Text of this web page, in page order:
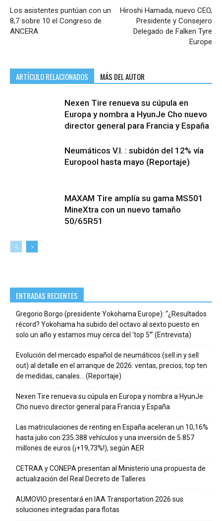
Los asistentes puntúan con un
8,7 sobre 10 el Congreso de
ANCERA
Hiroshi Hamada, nuevo CEO,
Presidente y Consejero
Delegado de Falken Tyre
Europe
ARTÍCULO RELACIONADOS MÁS DEL AUTOR
Nexen Tire renueva su cúpula en
Europa y nombra a HyunJe Cho nuevo
director general para Francia y España
Neumáticos V.I. : subidón del 12% vía
Europool hasta mayo (Reportaje)
MAXAM Tire amplía su gama MS501
MineXtra con un nuevo tamaño
50/65R51
ENTRADAS RECIENTES
Gregorio Borgo (presidente Yokohama Europe): “¿Resultados
récord? Yokohama ha subido del octavo al sexto puesto en
solo un año y estamos muy cerca del ‘top 5’” (Entrevista)
Evolución del mercado español de neumáticos (sell in y sell
out) al detalle en el arranque de 2026: ventas, precios, top ten
de medidas, canales… (Reportaje)
Nexen Tire renueva su cúpula en Europa y nombra a HyunJe
Cho nuevo director general para Francia y España
Las matriculaciones de renting en España aceleran un 10,16%
hasta julio con 235.388 vehículos y una inversión de 5.857
millones de euros (¡+19,73%!), según AER
CETRAA y CONEPA presentan al Ministerio una propuesta de
actualización del Real Decreto de Talleres
AUMOVIO presentará en IAA Transportation 2026 sus
soluciones integradas para flotas